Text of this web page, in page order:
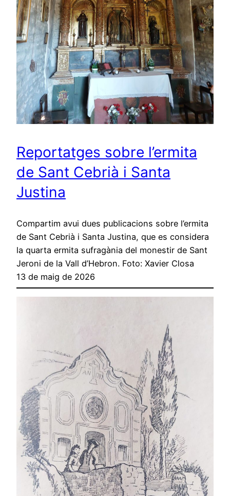
Reportatges sobre l’ermita
de Sant Cebrià i Santa
Justina
Compartim avui dues publicacions sobre l’ermita
de Sant Cebrià i Santa Justina, que es considera
la quarta ermita sufragània del monestir de Sant
Jeroni de la Vall d’Hebron. Foto: Xavier Closa
13 de maig de 2026